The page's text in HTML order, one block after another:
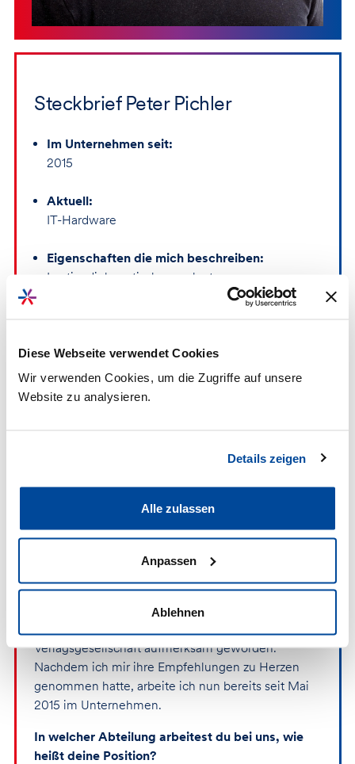
Diese Webseite verwendet Cookies
Wir verwenden Cookies, um die Zugriffe auf unsere
Website zu analysieren.
Details zeigen
Alle zulassen
Anpassen
Ablehnen
Steckbrief Peter Pichler
Im Unternehmen seit:
2015
Aktuell:
IT-Hardware
Eigenschaften die mich beschreiben:
Lustig, diplomatisch veranlagt
Einkauf & Technik – Ausgleich finde
Seit wann bist du Teil des Teams?
Durch Freunde, die damals im Verlag gearbeitet
Verlagsgesellschaft aufmerksam geworden.
Nachdem ich mir ihre Empfehlungen zu Herzen
genommen hatte, arbeite ich nun bereits seit Mai
2015 im Unternehmen.
In welcher Abteilung arbeitest du bei uns, wie
heißt deine Position?